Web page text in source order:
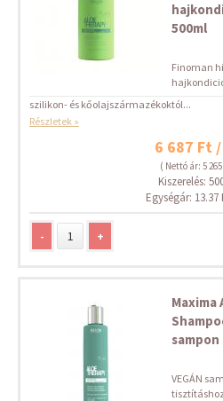
500ml
Finoman
szilikon- és kőolajszármazékoktól...
Részletek »
6 687 Ft
( Nettó ár: 5
Kiszerelés:
Egységár:
- +
VEGÁN